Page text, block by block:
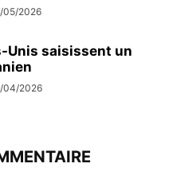
05/2026
Unis saisissent un
04/2026